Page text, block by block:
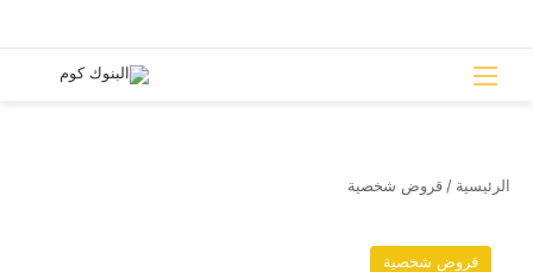
القائمة
الرئيسية / قروض شخصية
قروض شخصية